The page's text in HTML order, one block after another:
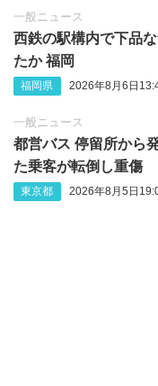
一般ニュース
西鉄の駅構内で下品
たか 福岡
福岡県 2026年8月6日
一般ニュース
都営バス 停留所から
た乗客が転倒し重傷
東京都 2026年8月5日